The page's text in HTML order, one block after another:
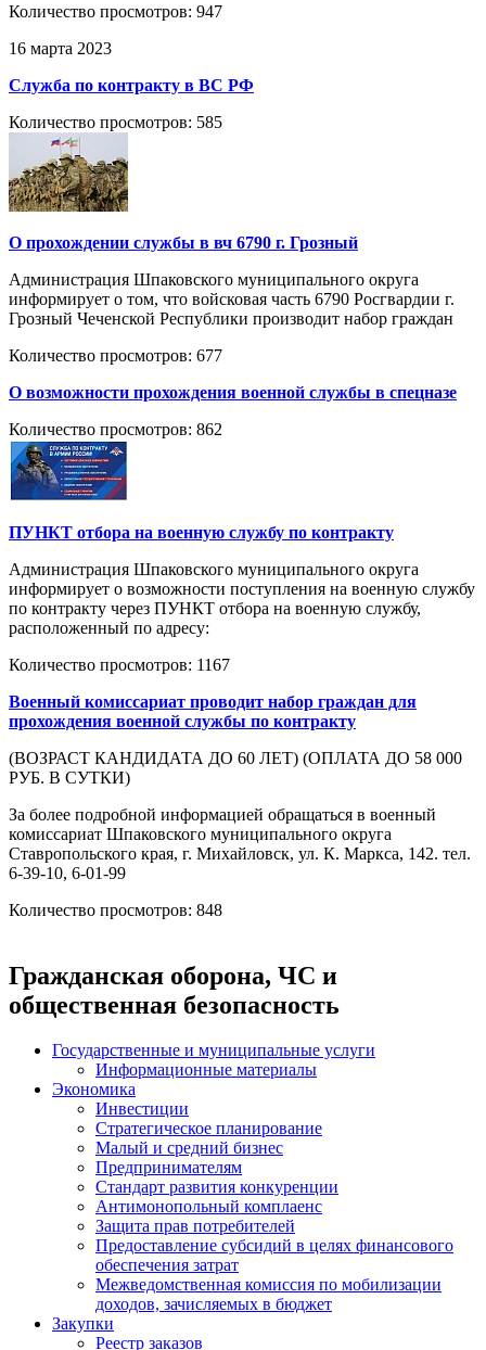
Количество просмотров: 947
16 марта 2023
Служба по контракту в ВС РФ
Количество просмотров: 585
О прохождении службы в вч 6790 г. Грозный
Администрация Шпаковского муниципального округа
информирует о том, что войсковая часть 6790 Росгвардии г.
Грозный Чеченской Республики производит набор граждан
Количество просмотров: 677
О возможности прохождения военной службы в спецназе
Количество просмотров: 862
ПУНКТ отбора на военную службу по контракту
Администрация Шпаковского муниципального округа
информирует о возможности поступления на военную службу
по контракту через ПУНКТ отбора на военную службу,
расположенный по адресу:
Количество просмотров: 1167
Военный комиссариат проводит набор граждан для
прохождения военной службы по контракту
(ВОЗРАСТ КАНДИДАТА ДО 60 ЛЕТ) (ОПЛАТА ДО 58 000
РУБ. В СУТКИ)
За более подробной информацией обращаться в военный
комиссариат Шпаковского муниципального округа
Ставропольского края, г. Михайловск, ул. К. Маркса, 142. тел.
6-39-10, 6-01-99
Количество просмотров: 848
Гражданская оборона, ЧС и
общественная безопасность
Государственные и муниципальные услуги
Информационные материалы
Экономика
Инвестиции
Стратегическое планирование
Малый и средний бизнес
Предпринимателям
Стандарт развития конкуренции
Антимонопольный комплаенс
Защита прав потребителей
Предоставление субсидий в целях финансового
обеспечения затрат
Межведомственная комиссия по мобилизации
доходов, зачисляемых в бюджет
Закупки
Реестр заказов